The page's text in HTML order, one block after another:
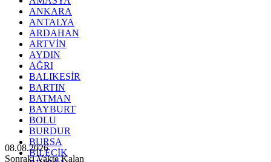
ANKARA
ANTALYA
ARDAHAN
ARTVİN
AYDIN
AĞRI
BALIKESİR
BARTIN
BATMAN
BAYBURT
BOLU
BURDUR
BURSA
BİLECİK
08.08.2026
Sonraki Vakte Kalan